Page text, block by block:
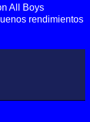
All Boys
rendimientos